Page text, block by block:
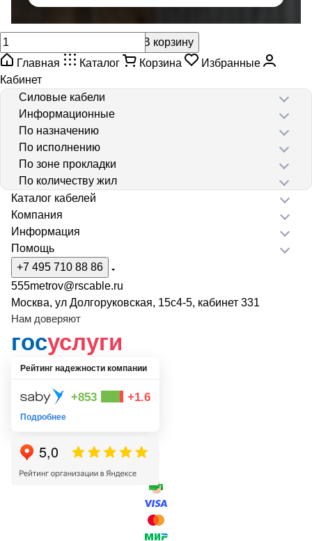
В корзину
Главная
Каталог Корзина
Избранные
Кабинет
Силовые кабели
Информационные
По назначению
По исполнению
По зоне прокладки
По количеству жил
Каталог кабелей
Компания
Информация
Помощь
+7 495 710 88 86
555metrov@rscable.ru
Москва, ул Долгоруковская, 15с4-5, кабинет 331
Нам доверяют
госуслуги
Рейтинг надежности компании
+853 +1.6
Подробнее